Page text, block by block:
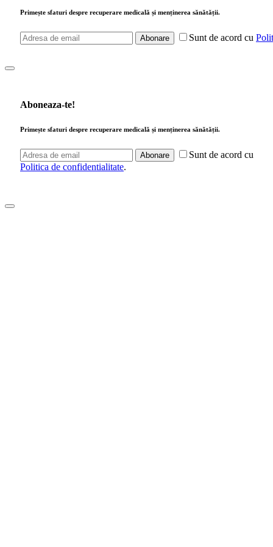
Primește sfaturi despre recuperare medicală și menținerea sănătății.
Abonare Sunt de acord cu
Aboneaza-te!
Primește sfaturi despre recuperare medicală și menținerea sănătății.
Abonare
Sunt de acord cu
Politica de confidentialitate.